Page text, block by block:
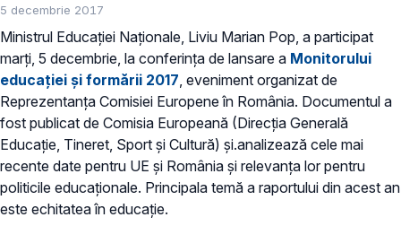
5 decembrie 2017
Ministrul Educației Naționale, Liviu Marian Pop, a participat
marți, 5 decembrie, la conferința de lansare a Monitorului
educației și formării 2017, eveniment organizat de
Reprezentanța Comisiei Europene în România. Documentul a
fost publicat de Comisia Europeană (Direcția Generală
Educație, Tineret, Sport și Cultură) și.analizează cele mai
recente date pentru UE și România și relevanța lor pentru
politicile educaționale. Principala temă a raportului din acest an
este echitatea în educație.